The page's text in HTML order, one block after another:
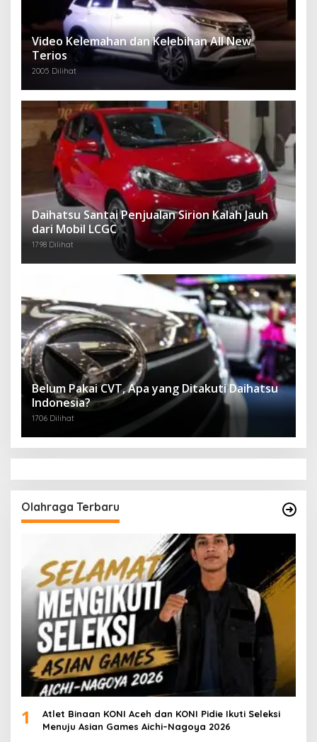
Video Kelemahan dan Kelebihan All New
Terios
2005 Dilihat
Daihatsu Santai Penjualan Sirion Kalah Jauh
dari Mobil LCGC
1798 Dilihat
Belum Pakai CVT, Apa yang Ditakuti Daihatsu
Indonesia?
1706 Dilihat
Olahraga Terbaru
1
Atlet Binaan KONI Aceh dan KONI Pidie Ikuti Seleksi
Menuju Asian Games Aichi–Nagoya 2026